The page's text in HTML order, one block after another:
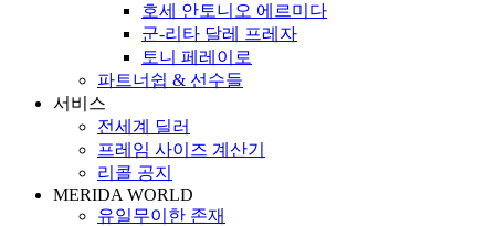
호세 안토니오 에르미다
군-리타 달레 프레자
토니 페레이로
파트너쉽 & 선수들
서비스
전세계 딜러
프레임 사이즈 계산기
리콜 공지
MERIDA WORLD
유일무이한 존재